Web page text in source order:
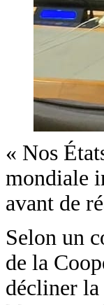
« Nos
mondiale
avant de
Selon un
de la
décliner la